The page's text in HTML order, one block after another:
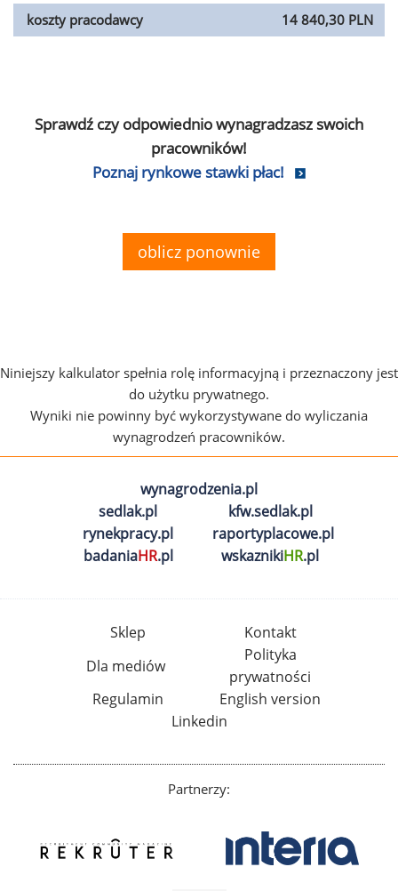
koszty pracodawcy
14 840,30 PLN
Sprawdź czy odpowiednio wynagradzasz swoich
pracowników!
Poznaj rynkowe stawki płac!
oblicz ponownie
Niniejszy kalkulator spełnia rolę informacyjną i przeznaczony jest
do użytku prywatnego.
Wyniki nie powinny być wykorzystywane do wyliczania
wynagrodzeń pracowników.
wynagrodzenia.pl
sedlak.pl
kfw.sedlak.pl
rynekpracy.pl
raportyplacowe.pl
badaniaHR.pl wskaznikiHR.pl
Sklep
Kontakt
Dla mediów
Polityka
prywatności
Regulamin
English version
Linkedin
Partnerzy: